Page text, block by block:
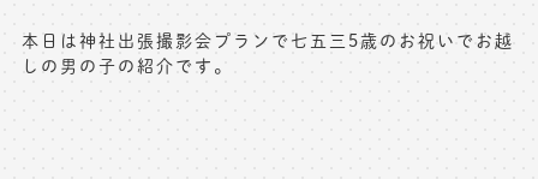
料金シミュレーション
本日は神社出張撮影会プランで七五三5歳のお祝いでお越
しの男の子の紹介です。